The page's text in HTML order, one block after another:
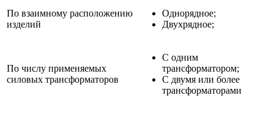
По взаимному расположению
изделий
Однорядное;
Двухрядное;
По числу применяемых
силовых трансформаторов
С одним
трансформатором;
С двумя или более
трансформаторами